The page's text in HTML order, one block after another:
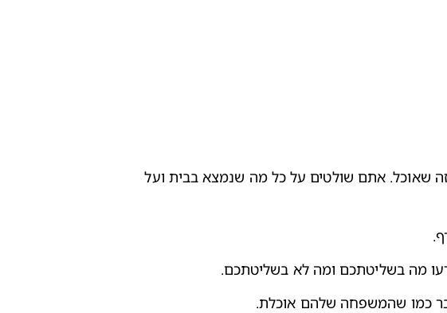
הגישו לילד מאכלים מזינים והניחו לו להחליט מה לאכול ובאיזו כמות. אתם האחראים על האספקה והוא זה שאוכל. אתם שולטים על כל מה שנמצא בבית ועל
מה בשליטתכם ומה לא בשליטתכם.
כמו שהמשפחה שלהם אוכלת.